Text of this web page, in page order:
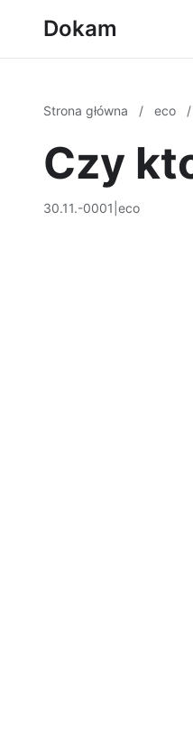
Dokam
Strona główna / eco /
Czy
30.11.-0001 eco